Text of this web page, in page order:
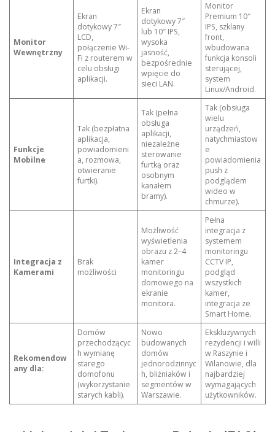
Monitor
Wewnętrzny
Ekran
dotykowy 7″
LCD,
połączenie Wi-
Fi z routerem w
celu obsługi
aplikacji.
Ekran
dotykowy 7″
lub 10″ IPS,
wysoka
jasność,
bezpośrednie
wpięcie do
sieci LAN.
Monitor
Premium 10″
IPS, szklany
front,
wbudowana
funkcja konsoli
sterującej,
system
Linux/Android.
Funkcje
Mobilne
Tak (bezpłatna
aplikacja,
powiadomieni
a, rozmowa,
otwieranie
furtki).
Tak (pełna
obsługa
aplikacji,
niezależne
sterowanie
furtką oraz
osobnym
kanałem
bramy).
Tak (obsługa
wielu
urządzeń,
natychmiastow
e
powiadomienia
push z
podglądem
wideo w
chmurze).
Integracja z
Kamerami
Brak
możliwości
Możliwość
wyświetlenia
obrazu z 2–4
kamer
monitoringu
domowego na
ekranie
monitora.
Pełna
integracja z
systemem
monitoringu
CCTV IP,
podgląd
wszystkich
kamer,
integracja ze
Smart Home.
Rekomendow
any dla:
Domów
przechodzącyc
h wymianę
starego
domofonu
(wykorzystanie
starych kabli).
Nowo
budowanych
domów
jednorodzinnyc
h, bliźniaków i
segmentów w
Warszawie.
Ekskluzywnych
rezydencji i willi
w Raszynie i
Wilanowie, dla
najbardziej
wymagających
użytkowników.